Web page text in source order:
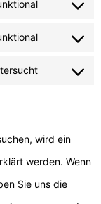
wird ein
werden. Wenn
Sie uns die